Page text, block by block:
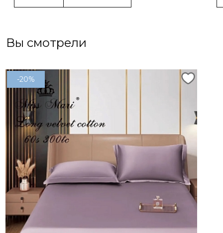
Вы смотрели
-20%